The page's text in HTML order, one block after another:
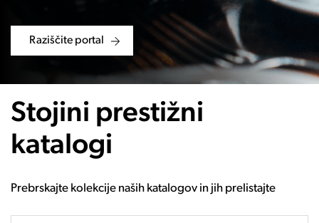
Raziščite portal
Stojini prestižni
katalogi
Prebrskajte kolekcije naših katalogov in jih prelistajte